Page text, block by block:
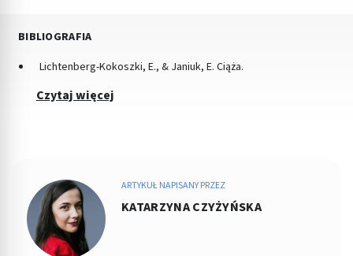
BIBLIOGRAFIA
Lichtenberg-Kokoszki, E., & Janiuk, E. Ciąża.
Czytaj więcej
ARTYKUŁ NAPISANY PRZEZ
KATARZYNA CZYŻYŃSKA